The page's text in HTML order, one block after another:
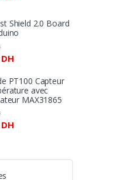
Shield 2.0 Board
DH
PT100 Capteur
avec
MAX31865
DH